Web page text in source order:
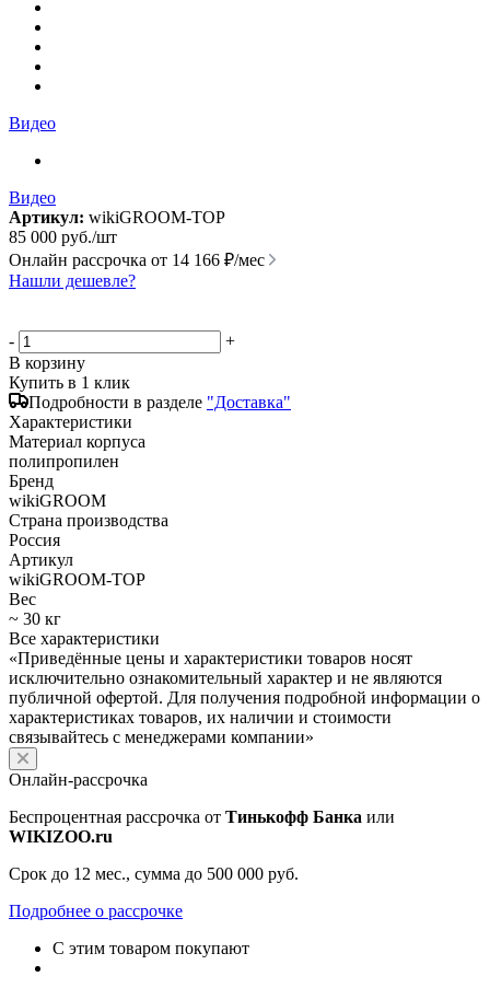
Видео
Видео
Артикул: wikiGROOM-TOP
85 000 руб./шт
Онлайн рассрочка от 14 166 ₽/мес
Нашли дешевле?
-
+
В корзину
Купить в 1 клик
Подробности в разделе "Доставка"
Характеристики
Материал корпуса
полипропилен
Бренд
wikiGROOM
Страна производства
Россия
Артикул
wikiGROOM-TOP
Вес
~ 30 кг
Все характеристики
«Приведённые цены и характеристики товаров носят
исключительно ознакомительный характер и не являются
публичной офертой. Для получения подробной информации о
характеристиках товаров, их наличии и стоимости
связывайтесь с менеджерами компании»
Онлайн-рассрочка
Беспроцентная рассрочка от Тинькофф Банка или
WIKIZOO.ru
Срок до 12 мес., сумма до 500 000 руб.
Подробнее о рассрочке
С этим товаром покупают